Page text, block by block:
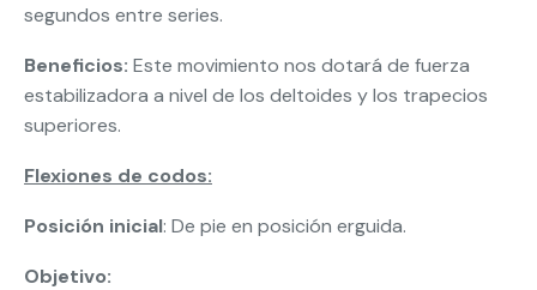
segundos entre series.
Beneficios: Este movimiento nos dotará de fuerza
estabilizadora a nivel de los deltoides y los trapecios
superiores.
Flexiones de codos:
Posición inicial: De pie en posición erguida.
Objetivo: